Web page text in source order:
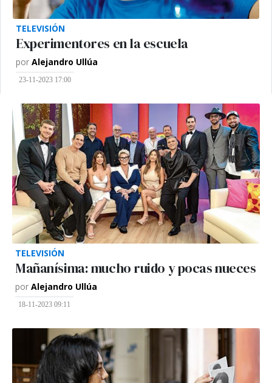
TELEVISIÓN
Experimentores en la escuela
por Alejandro Ullúa
23-11-2023 17:00
TELEVISIÓN
Mañanísima: mucho ruido y pocas nueces
por Alejandro Ullúa
18-11-2023 09:11